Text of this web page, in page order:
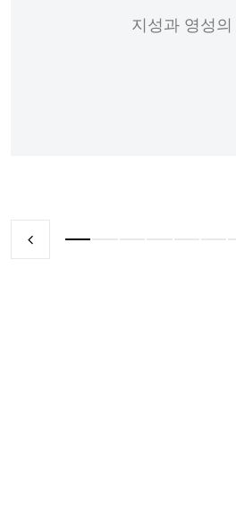
지성과 영성